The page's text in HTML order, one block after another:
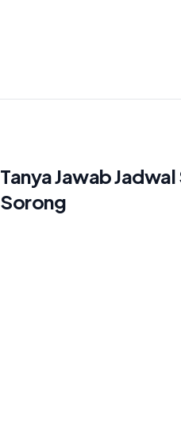
Tanya Jawab
Sorong